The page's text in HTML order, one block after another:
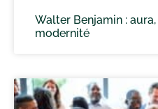
Walter Benjamin :
modernité